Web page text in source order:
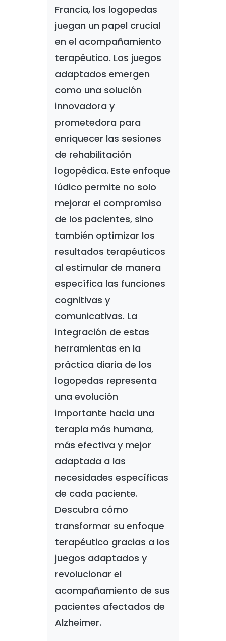
Francia, los logopedas
juegan un papel crucial
en el acompañamiento
terapéutico. Los juegos
adaptados emergen
como una solución
innovadora y
prometedora para
enriquecer las sesiones
de rehabilitación
logopédica. Este enfoque
lúdico permite no solo
mejorar el compromiso
de los pacientes, sino
también optimizar los
resultados terapéuticos
al estimular de manera
específica las funciones
cognitivas y
comunicativas. La
integración de estas
herramientas en la
práctica diaria de los
logopedas representa
una evolución
importante hacia una
terapia más humana,
más efectiva y mejor
adaptada a las
necesidades específicas
de cada paciente.
Descubra cómo
transformar su enfoque
terapéutico gracias a los
juegos adaptados y
revolucionar el
acompañamiento de sus
pacientes afectados de
Alzheimer.